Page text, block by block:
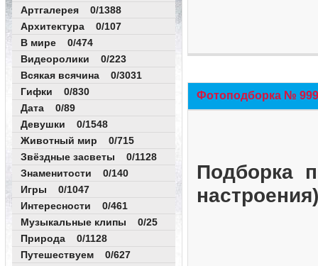
Артгалерея 0/1388
Архитектура 0/107
В мире 0/474
Видеоролики 0/223
Всякая всячина 0/3031
Гифки 0/830
Дата 0/89
Девушки 0/1548
Животный мир 0/715
Звёздные засветы 0/1128
Знаменитости 0/140
Игры 0/1047
Интересности 0/461
Музыкальные клипы 0/25
Природа 0/1128
Путешествуем 0/627
Фотоподборка №
Подборка